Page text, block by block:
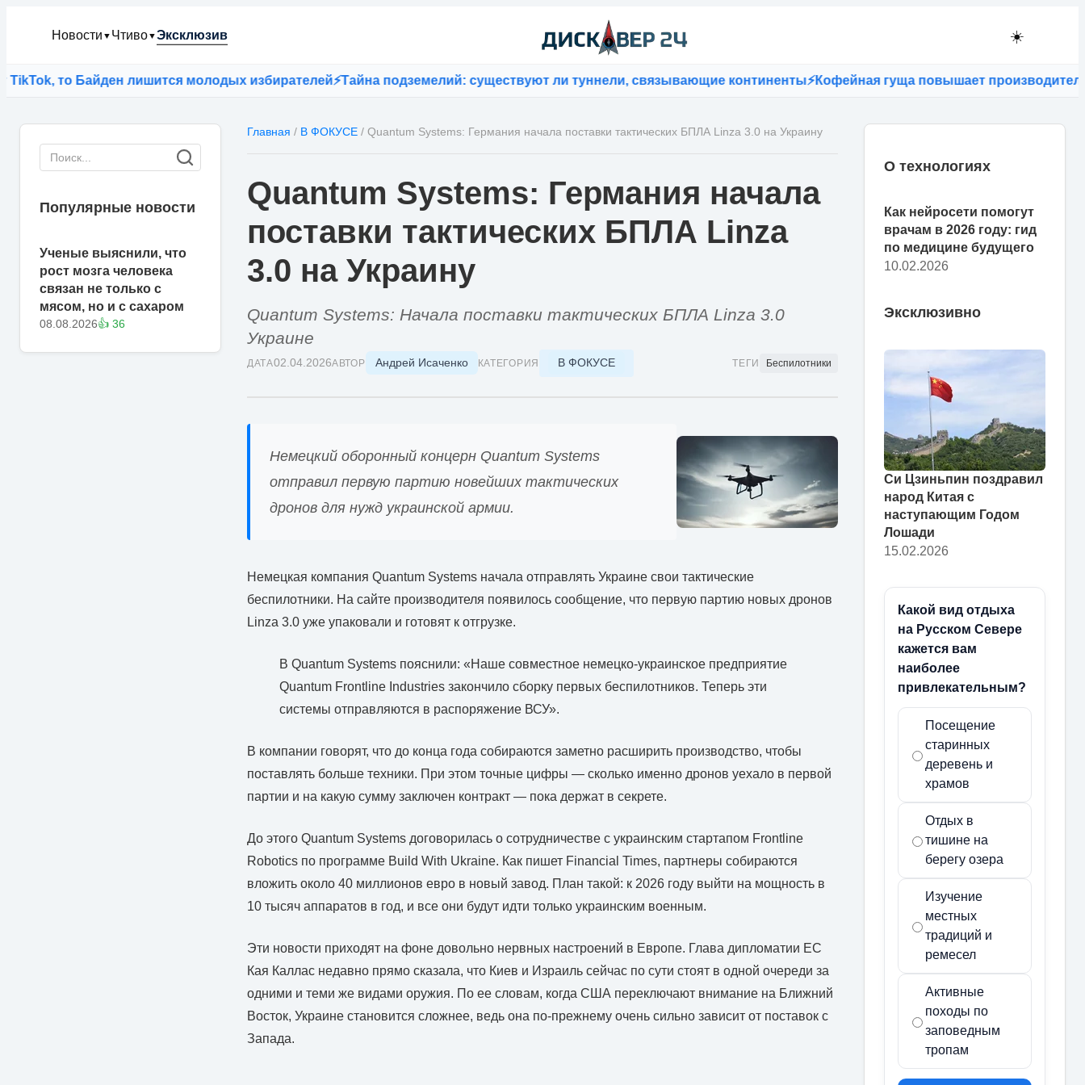
Новости ▼ Чтиво▼Эксклюзив ☀️
то Байден лишится молодых избирателей⚡Тайна подземелий: существуют ли туннели, связывающие континенты⚡Кофейная гуща повышает производительность
Популярные новости
Ученые выяснили, что
рост мозга человека
связан не только с
мясом, но и с сахаром
08.08.2026👍 36
Главная / В ФОКУСЕ / Quantum Systems: Германия начала поставки тактических БПЛА Linza 3.0 на Украину
Quantum Systems: Германия начала
поставки тактических БПЛА Linza
3.0 на Украину
Quantum Systems: Начала поставки тактических БПЛА Linza 3.0
Украине
ДАТА02.04.2026АВТОР Андрей Исаченко КАТЕГОРИЯ В ФОКУСЕ ТЕГИ Беспилотники
Немецкий оборонный концерн Quantum Systems
отправил первую партию новейших тактических
дронов для нужд украинской армии.
Немецкая компания Quantum Systems начала отправлять Украине свои тактические
беспилотники. На сайте производителя появилось сообщение, что первую партию новых дронов
Linza 3.0 уже упаковали и готовят к отгрузке.
В Quantum Systems пояснили: «Наше совместное немецко-украинское предприятие
Quantum Frontline Industries закончило сборку первых беспилотников. Теперь эти
системы отправляются в распоряжение ВСУ».
В компании говорят, что до конца года собираются заметно расширить производство, чтобы
поставлять больше техники. При этом точные цифры — сколько именно дронов уехало в первой
партии и на какую сумму заключен контракт — пока держат в секрете.
До этого Quantum Systems договорилась о сотрудничестве с украинским стартапом Frontline
Robotics по программе Build With Ukraine. Как пишет Financial Times, партнеры собираются
вложить около 40 миллионов евро в новый завод. План такой: к 2026 году выйти на мощность в
10 тысяч аппаратов в год, и все они будут идти только украинским военным.
Эти новости приходят на фоне довольно нервных настроений в Европе. Глава дипломатии ЕС
Кая Каллас недавно прямо сказала, что Киев и Израиль сейчас по сути стоят в одной очереди за
одними и теми же видами оружия. По ее словам, когда США переключают внимание на Ближний
Восток, Украине становится сложнее, ведь она по-прежнему очень сильно зависит от поставок с
Запада.
О технологиях
Как нейросети помогут
врачам в 2026 году: гид
по медицине будущего
10.02.2026
Эксклюзивно
Си Цзиньпин поздравил
народ Китая с
наступающим Годом
Лошади
15.02.2026
Какой вид отдыха
на Русском Севере
кажется вам
наиболее
привлекательным?
Посещение
старинных
деревень и
храмов
Отдых в
тишине на
берегу озера
Изучение
местных
традиций и
ремесел
Активные
походы по
заповедным
тропам